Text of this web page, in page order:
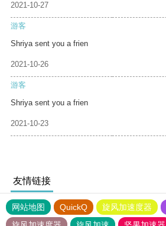
2021-10-27
游客
Shriya sent you a frien
2021-10-26
游客
Shriya sent you a frien
2021-10-23
友情链接
网站地图 QuickQ 旋风加速度器